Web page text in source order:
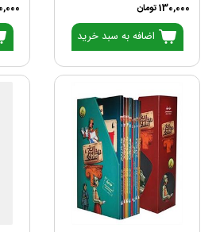
130,000 تومان
اضافه به سبد خرید
80,000